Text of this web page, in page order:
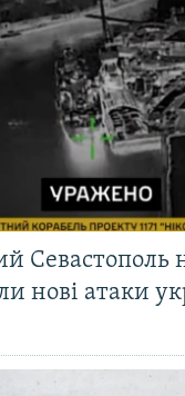
Севастополь
нові атаки